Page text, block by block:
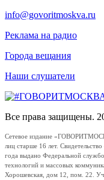
info@govoritmoskva.ru
Реклама на радио
Города вещания
Наши слушатели
Все права защищены.
Сетевое издание
лиц старше 16 лет.
года выдано Федеральной
технологий и массовых
Хорошевская, дом 12, пом. 22.